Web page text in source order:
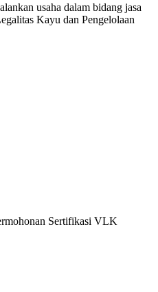
usaha dalam bidang jasa
Kayu dan Pengelolaan
Sertifikasi VLK